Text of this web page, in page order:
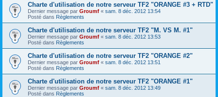
Charte d'utilisation de notre serveur TF2 "ORANGE #3 + RTD"
Dernier message par Groumf « sam. 8 déc. 2012 13:54
Posté dans Règlements
Charte d'utilisation de notre serveur TF2 "M. VS M. #1"
Dernier message par Groumf « sam. 8 déc. 2012 13:53
Posté dans Règlements
Charte d'utilisation de notre serveur TF2 "ORANGE #2"
Dernier message par Groumf « sam. 8 déc. 2012 13:51
Posté dans Règlements
Charte d'utilisation de notre serveur TF2 "ORANGE #1"
Dernier message par Groumf « sam. 8 déc. 2012 13:49
Posté dans Règlements